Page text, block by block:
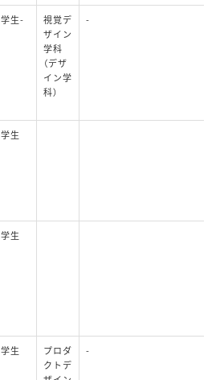
学生-
視覚デ
ザイン
学科
（デザ
イン学
科）
-
学生
学生
学生
プロダ
クトデ
-